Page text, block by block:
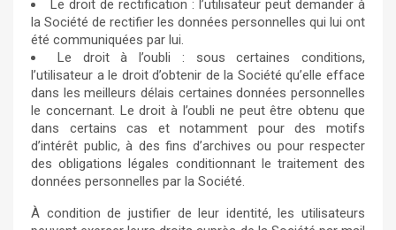
Le droit de rectification : l’utilisateur peut demander à
la Société de rectifier les données personnelles qui lui ont
été communiquées par lui.
Le droit à l’oubli : sous certaines conditions,
l’utilisateur a le droit d’obtenir de la Société qu’elle efface
dans les meilleurs délais certaines données personnelles
le concernant. Le droit à l’oubli ne peut être obtenu que
dans certains cas et notamment pour des motifs
d’intérêt public, à des fins d’archives ou pour respecter
des obligations légales conditionnant le traitement des
données personnelles par la Société.
À condition de justifier de leur identité, les utilisateurs